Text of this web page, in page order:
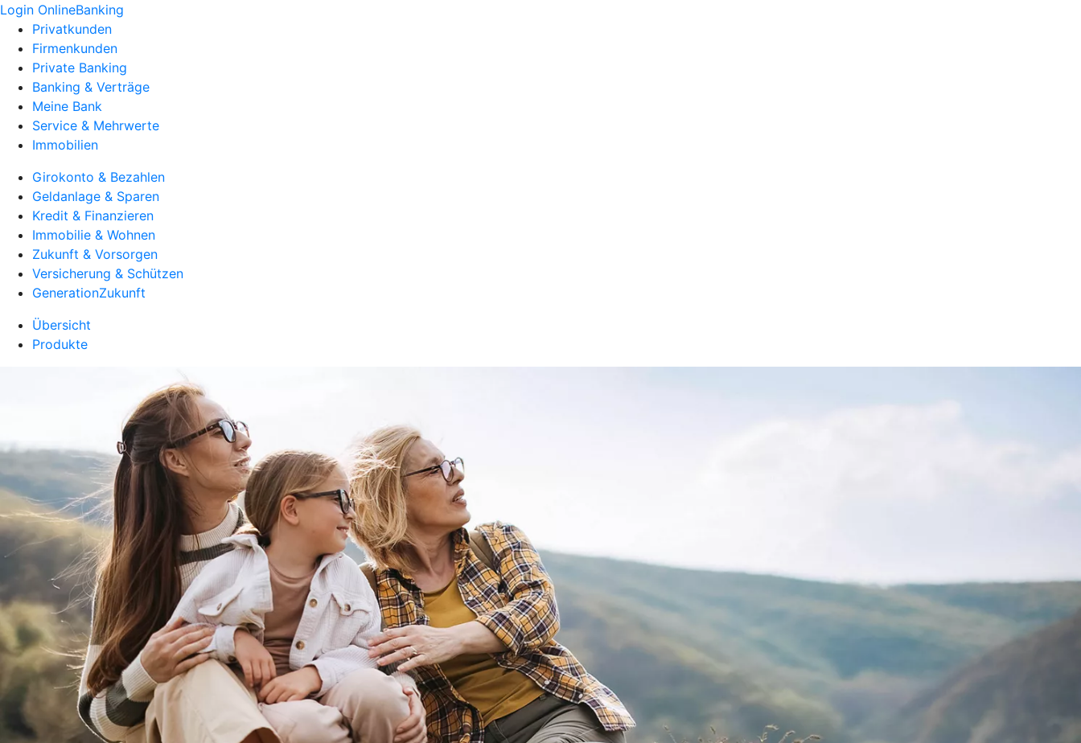
Login OnlineBanking
Privatkunden
Firmenkunden
Private Banking
Banking & Verträge
Meine Bank
Service & Mehrwerte
Immobilien
Girokonto & Bezahlen
Geldanlage & Sparen
Kredit & Finanzieren
Immobilie & Wohnen
Zukunft & Vorsorgen
Versicherung & Schützen
GenerationZukunft
Übersicht
Produkte